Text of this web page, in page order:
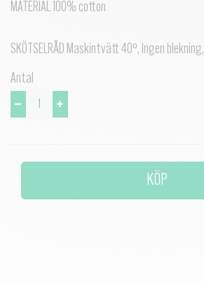
MATERIAL 100% cotton
SKÖTSELRÅD Maskintvätt 40°, Ingen blekning,
Antal
KÖP